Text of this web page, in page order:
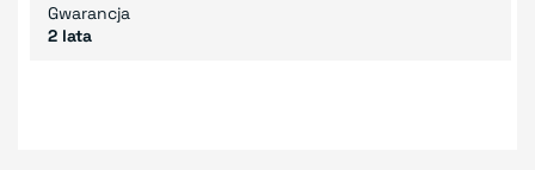
Gwarancja
2 lata